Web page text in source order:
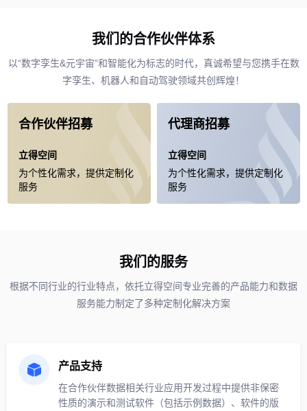
我们的合作伙伴体系
以“数字孪生&元宇宙”和智能化为标志的时代，真诚希望与您携手在数
字孪生、机器人和自动驾驶领域共创辉煌！
合作伙伴招募
立得空间
为个性化需求，提供定制化
服务
代理商招募
立得空间
为个性化需求，提供定制化
服务
我们的服务
根据不同行业的行业特点，依托立得空间专业完善的产品能力和数据
服务能力制定了多种定制化解决方案
产品支持
在合作伙伴数据相关行业应用开发过程中提供非保密
性质的演示和测试软件（包括示例数据）、软件的版